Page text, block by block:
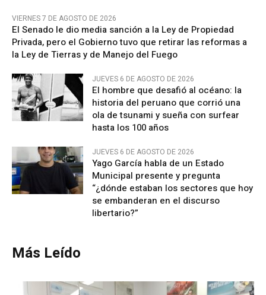
VIERNES 7 DE AGOSTO DE 2026
El Senado le dio media sanción a la Ley de Propiedad
Privada, pero el Gobierno tuvo que retirar las reformas a
la Ley de Tierras y de Manejo del Fuego
JUEVES 6 DE AGOSTO DE 2026
El hombre que desafió al océano: la
historia del peruano que corrió una
ola de tsunami y sueña con surfear
hasta los 100 años
JUEVES 6 DE AGOSTO DE 2026
Yago García habla de un Estado
Municipal presente y pregunta
“¿dónde estaban los sectores que hoy
se embanderan en el discurso
libertario?”
Más Leído